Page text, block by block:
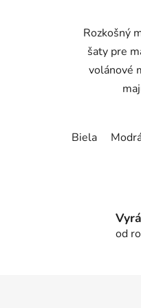
Rozkošný
šaty pre
volánové
Biela
od